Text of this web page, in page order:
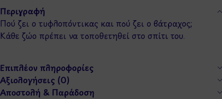
Περιγραφή
Πού ζει ο τυφλοπόντικας και πού ζει ο βάτραχος;
Κάθε ζώο πρέπει να τοποθετηθεί στο σπίτι του.
Επιπλέον πληροφορίες
Αξιολογήσεις (0)
Αποστολή & Παράδοση